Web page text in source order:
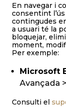
En navegar i
consentint
contingudes
a usuari té la
bloquejar,
moment,
Per exemple:
Microsoft
Avançada
Consulti el